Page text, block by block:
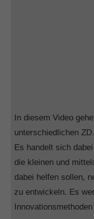
In diesem Video
unterschiedlichen
Es handelt sich
die kleinen und
dabei helfen sollen,
zu entwickeln. Es